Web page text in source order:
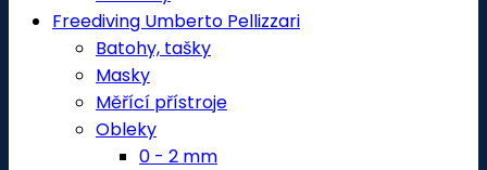
Freediving Umberto Pellizzari
Batohy, tašky
Masky
Měřící přístroje
Obleky
0 - 2 mm